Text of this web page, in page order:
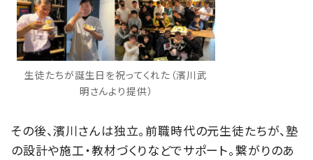
生徒たちが誕生日を祝ってくれた（濱川武
明さんより提供）
その後、濱川さんは独立。前職時代の元生徒たちが、塾
の設計や施工・教材づくりなどでサポート。繋がりのあ